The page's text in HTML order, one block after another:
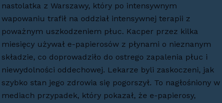
nastolatka z Warszawy, który po intensywnym
wapowaniu trafił na oddział intensywnej terapii z
poważnym uszkodzeniem płuc. Kacper przez kilka
miesięcy używał e-papierosów z płynami o nieznanym
składzie, co doprowadziło do ostrego zapalenia płuc i
niewydolności oddechowej. Lekarze byli zaskoczeni, jak
szybko stan jego zdrowia się pogorszył. To nagłośniony w
mediach przypadek, który pokazał, że e-papierosy,